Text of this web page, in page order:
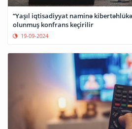
“Yaşıl iqtisadiyyat naminə
olunmuş konfrans keçirilir
19-09-2024